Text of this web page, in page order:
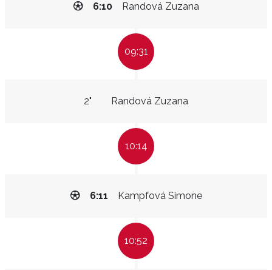
Randová Zuzana
6:10
09:31
Randová Zuzana
2"
10:14
Kampfová Simone
6:11
10:52